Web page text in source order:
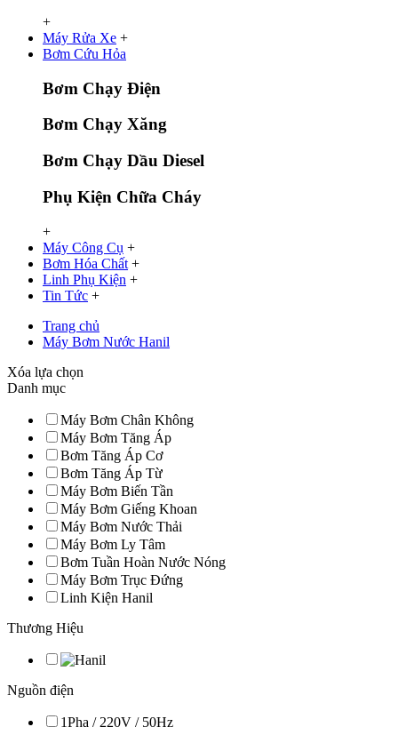
+
Máy Rửa Xe +
Bơm Cứu Hỏa
Bơm Chạy Điện
Bơm Chạy Xăng
Bơm Chạy Dầu Diesel
Phụ Kiện Chữa Cháy
+
Máy Công Cụ +
Bơm Hóa Chất +
Linh Phụ Kiện +
Tin Tức +
Trang chủ
Máy Bơm Nước Hanil
Xóa lựa chọn
Danh mục
Máy Bơm Chân Không
Máy Bơm Tăng Áp
Bơm Tăng Áp Cơ
Bơm Tăng Áp Từ
Máy Bơm Biến Tần
Máy Bơm Giếng Khoan
Máy Bơm Nước Thải
Máy Bơm Ly Tâm
Bơm Tuần Hoàn Nước Nóng
Máy Bơm Trục Đứng
Linh Kiện Hanil
Thương Hiệu
Nguồn điện
1Pha / 220V / 50Hz